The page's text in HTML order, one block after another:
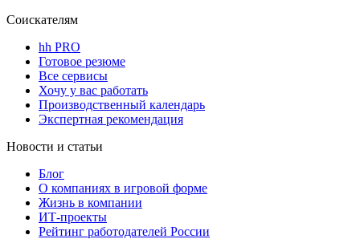
Соискателям
hh PRO
Готовое резюме
Все сервисы
Хочу у вас работать
Производственный календарь
Экспертная рекомендация
Новости и статьи
Блог
О компаниях в игровой форме
Жизнь в компании
ИТ-проекты
Рейтинг работодателей России